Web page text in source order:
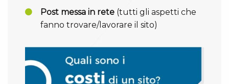
Post messa in rete (tutti gli aspetti che
fanno trovare/lavorare il sito)